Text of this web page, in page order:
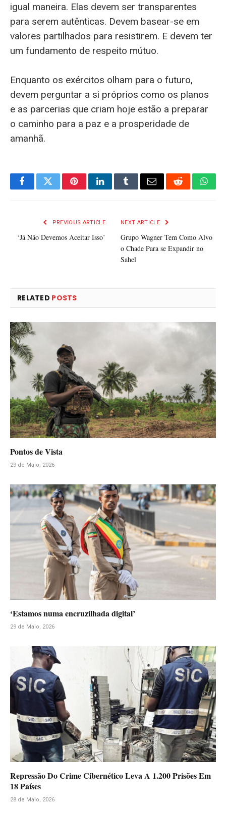
igual maneira. Elas devem ser transparentes
para serem autênticas. Devem basear-se em
valores partilhados para resistirem. E devem ter
um fundamento de respeito mútuo.
Enquanto os exércitos olham para o futuro,
devem perguntar a si próprios como os planos
e as parcerias que criam hoje estão a preparar
o caminho para a paz e a prosperidade de
amanhã.
FacebookTwitterPinterestLinkedInTumblrEmail Reddit
PREVIOUS ARTICLE
‘Já Não Devemos Aceitar Isso’
NEXT ARTICLE
Grupo Wagner Tem Como Alvo
o Chade Para se Expandir no
Sahel
RELATED POSTS
Pontos de Vista
29 de Maio, 2026
‘Estamos numa encruzilhada digital’
29 de Maio, 2026
Repressão Do Crime Cibernético Leva A 1.200 Prisões Em
18 Países
28 de Maio, 2026